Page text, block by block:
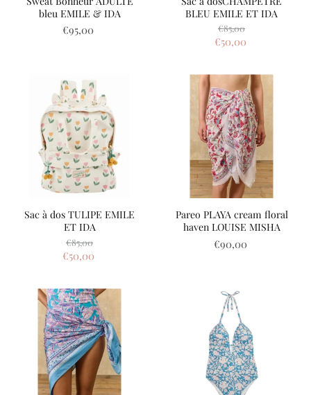
bleu EMILE & IDA
€95,00
BLEU EMILE ET IDA
Prix
d'origine
€85,00
Prix
€50,00
Sac à dos TULIPE EMILE
ET IDA
Prix
d'origine
€85,00
Prix
€50,00
Pareo PLAYA cream floral
haven LOUISE MISHA
€90,00